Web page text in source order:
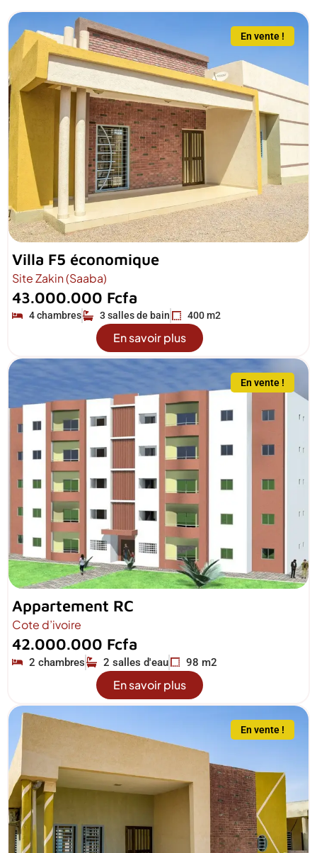
En vente !
Villa F5 économique
Site Zakin (Saaba)
43.000.000 Fcfa
4 chambres 3 salles de bain 400 m2
En savoir plus
En vente !
Appartement RC
Cote d’ivoire
42.000.000 Fcfa
2 chambres 2 salles d'eau 98 m2
En savoir plus
En vente !